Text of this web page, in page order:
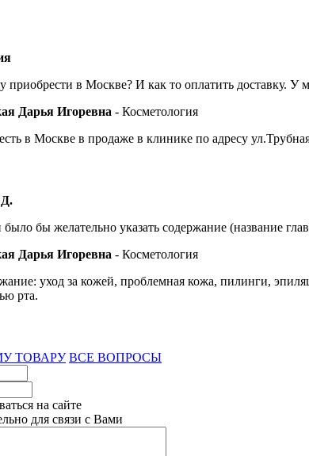
в Москве? И как то оплатить доставку. У
Дарья Игоревна - Косметология
в Москве в продаже в клинике по адресу
бы желательно указать содержание (название
Дарья Игоревна - Косметология
уход за кожей, проблемная кожа, пилинги,
рта.
ТОВАРУ ВСЕ ВОПРОСЫ
на сайте
для связи с Вами